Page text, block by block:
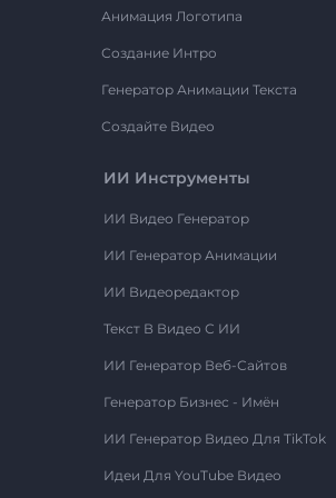
Анимация Логотипа
Создание Интро
Генератор Анимации Текста
Создайте Видео
ИИ Инструменты
ИИ Видео Генератор
ИИ Генератор Анимации
ИИ Видеоредактор
Текст В Видео С ИИ
ИИ Генератор Веб-Сайтов
Генератор Бизнес - Имён
ИИ Генератор Видео Для TikTok
Идеи Для YouTube Видео